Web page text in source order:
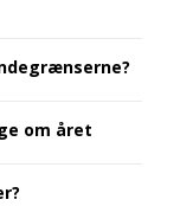
om året